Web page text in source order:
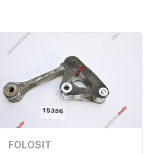
FOLOSIT